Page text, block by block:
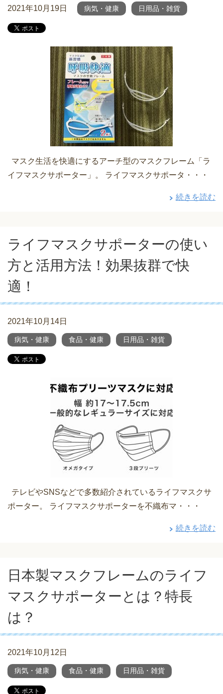
2021年10月19日 病気・健康 日用品・雑貨
マスク生活を快適にするアーチ型のマスクフレーム「ラ
イフマスクサポーター」。 ライフマスクサポータ・・・
続きを読む
ライフマスクサポーターの使い
方と活用方法！効果抜群で快
適！
2021年10月14日
病気・健康 食品・健康 日用品・雑貨
テレビやSNSなどで多数紹介されているライフマスクサ
ポーター。 ライフマスクサポーターを不織布マ・・・
続きを読む
日本製マスクフレームのライフ
マスクサポーターとは？特長
は？
2021年10月12日
病気・健康 食品・健康 日用品・雑貨